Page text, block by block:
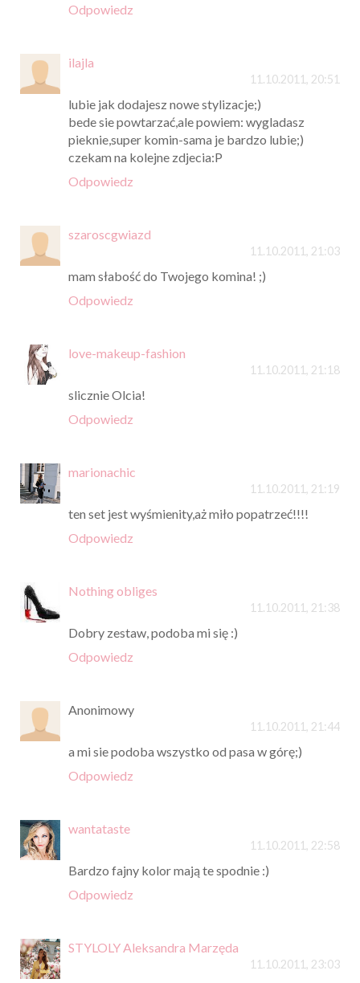
Odpowiedz
ilajla
11.10.2011, 20:51
lubie jak dodajesz nowe stylizacje;)
bede sie powtarzać,ale powiem: wygladasz
pieknie,super komin-sama je bardzo lubie;)
czekam na kolejne zdjecia:P
Odpowiedz
szaroscgwiazd
11.10.2011, 21:03
mam słabość do Twojego komina! ;)
Odpowiedz
love-makeup-fashion
11.10.2011, 21:18
slicznie Olcia!
Odpowiedz
marionachic
11.10.2011, 21:19
ten set jest wyśmienity,aż miło popatrzeć!!!!
Odpowiedz
Nothing obliges
11.10.2011, 21:38
Dobry zestaw, podoba mi się :)
Odpowiedz
Anonimowy
11.10.2011, 21:44
a mi sie podoba wszystko od pasa w górę;)
Odpowiedz
wantataste
11.10.2011, 22:58
Bardzo fajny kolor mają te spodnie :)
Odpowiedz
STYLOLY Aleksandra Marzęda
11.10.2011, 23:03